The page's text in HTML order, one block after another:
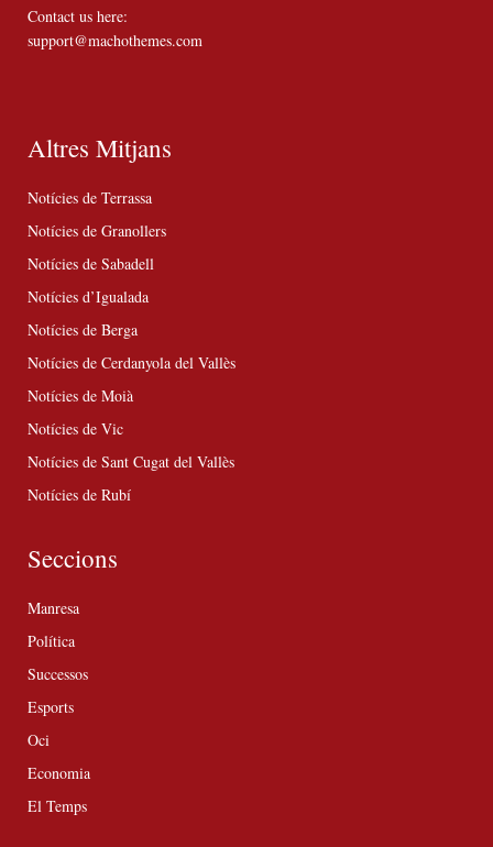
Contact us here:
support@machothemes.com
Altres Mitjans
Notícies de Terrassa
Notícies de Granollers
Notícies de Sabadell
Notícies d’Igualada
Notícies de Berga
Notícies de Cerdanyola del Vallès
Notícies de Moià
Notícies de Vic
Notícies de Sant Cugat del Vallès
Notícies de Rubí
Seccions
Manresa
Política
Successos
Esports
Oci
Economia
El Temps